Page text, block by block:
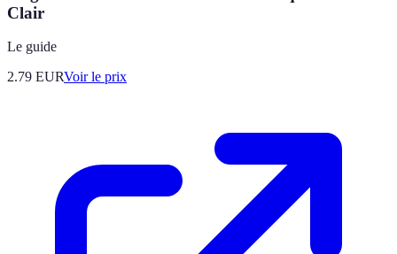
Clair
Le guide
2.79 EURVoir le prix